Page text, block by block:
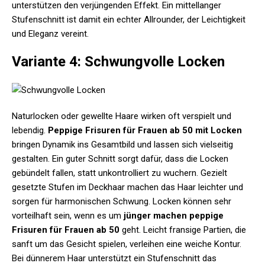
unterstützen den verjüngenden Effekt. Ein mittellanger
Stufenschnitt ist damit ein echter Allrounder, der Leichtigkeit
und Eleganz vereint.
Variante 4: Schwungvolle Locken
Naturlocken oder gewellte Haare wirken oft verspielt und
lebendig. Peppige Frisuren für Frauen ab 50 mit Locken
bringen Dynamik ins Gesamtbild und lassen sich vielseitig
gestalten. Ein guter Schnitt sorgt dafür, dass die Locken
gebündelt fallen, statt unkontrolliert zu wuchern. Gezielt
gesetzte Stufen im Deckhaar machen das Haar leichter und
sorgen für harmonischen Schwung. Locken können sehr
vorteilhaft sein, wenn es um jünger machen peppige
Frisuren für Frauen ab 50 geht. Leicht fransige Partien, die
sanft um das Gesicht spielen, verleihen eine weiche Kontur.
Bei dünnerem Haar unterstützt ein Stufenschnitt das